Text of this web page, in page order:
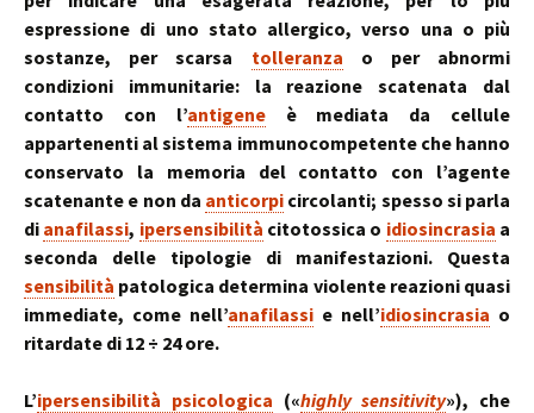
espressione di uno stato allergico, verso una o più
sostanze, per scarsa tolleranza o per abnormi
condizioni immunitarie: la reazione scatenata dal
contatto con l’antigeneè mediata da cellule
appartenenti al sistema immunocompetente che hanno
conservato la memoria del contatto con l’agente
scatenante e non da anticorpi circolanti; spesso si parla
di anafilassi, ipersensibilità citotossica o idiosincrasia a
seconda delle tipologie di manifestazioni. Questa
sensibilità patologica determina violente reazioni quasi
immediate, come nell’anafilassi e nell’idiosincrasia o
ritardate di 12 ÷ 24 ore.
L’ipersensibilità psicologica («highly sensitivity»), che